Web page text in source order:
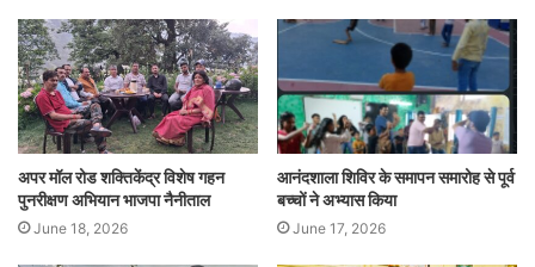
अपर मॉल रोड शक्तिकेंद्र विशेष गहन
पुनरीक्षण अभियान भाजपा नैनीताल
June 18, 2026
आनंदशाला शिविर के समापन समारोह से पूर्व
बच्चों ने अभ्यास किया
June 17, 2026